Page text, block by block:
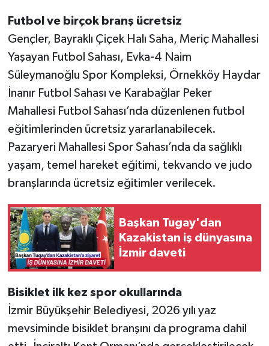
Futbol ve birçok branş ücretsiz
Gençler, Bayraklı Çiçek Halı Saha, Meriç Mahallesi
Yaşayan Futbol Sahası, Evka-4 Naim
Süleymanoğlu Spor Kompleksi, Örnekköy Haydar
İnanır Futbol Sahası ve Karabağlar Peker
Mahallesi Futbol Sahası’nda düzenlenen futbol
eğitimlerinden ücretsiz yararlanabilecek.
Pazaryeri Mahallesi Spor Sahası’nda da sağlıklı
yaşam, temel hareket eğitimi, tekvando ve judo
branşlarında ücretsiz eğitimler verilecek.
Başkan Tugay'dan
Kazakistan iş dünyasına
İzmir daveti
Bisiklet ilk kez spor okullarında
İzmir Büyükşehir Belediyesi, 2026 yılı yaz
mevsiminde bisiklet branşını da programa dahil